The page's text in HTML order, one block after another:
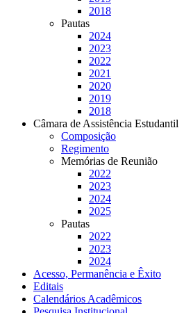
2018
Pautas
2024
2023
2022
2021
2020
2019
2018
Câmara de Assistência Estudantil
Composição
Regimento
Memórias de Reunião
2022
2023
2024
2025
Pautas
2022
2023
2024
Acesso, Permanência e Êxito
Editais
Calendários Acadêmicos